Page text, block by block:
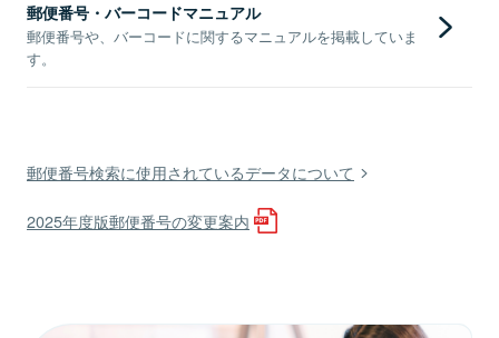
郵便番号・バーコードマニュアル
郵便番号や、バーコードに関するマニュアルを掲載していま
す。
郵便番号検索に使用されているデータについて
2025年度版郵便番号の変更案内